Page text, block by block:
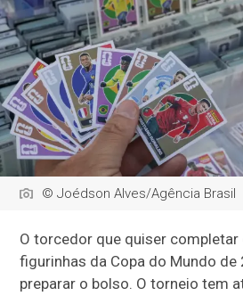
© Joédson Alves/Agência Brasil
O torcedor que quiser completar
figurinhas da Copa do Mundo de
preparar o bolso. O torneio tem